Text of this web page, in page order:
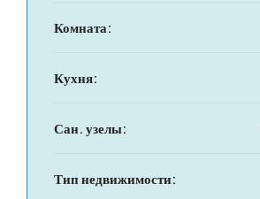
Комната:
Кухня:
Сан. узелы:
Тип недвижимости: